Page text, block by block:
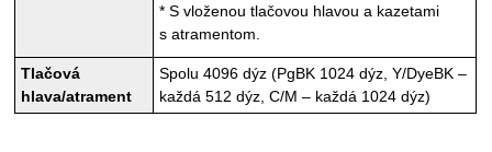
* S vloženou tlačovou hlavou a kazetami
s atramentom
Tlačová
hlava/atrament
Spolu 4096 dýz (PgBK1024 dýz, Y/DyeBK–
každá 512 dýz, C/M – každá 1024 dýz)